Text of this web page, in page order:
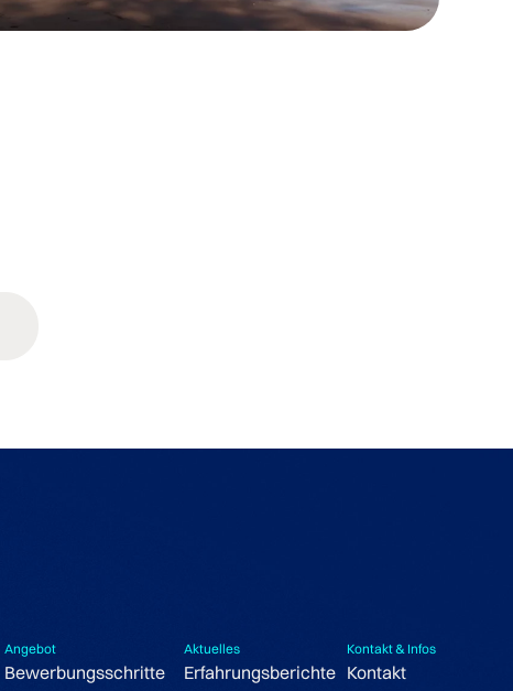
Angebot
Bewerbungsschritte
Aktuelles
Erfahrungsberichte
Kontakt & Infos
Kontakt